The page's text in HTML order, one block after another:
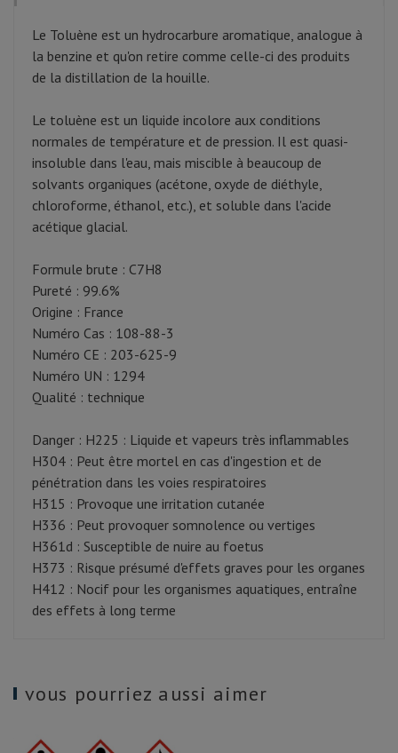
Le Toluène est un hydrocarbure aromatique, analogue à
la benzine et qu'on retire comme celle-ci des produits
de la distillation de la houille.
Le toluène est un liquide incolore aux conditions
normales de température et de pression. Il est quasi-
insoluble dans l'eau, mais miscible à beaucoup de
solvants organiques (acétone, oxyde de diéthyle,
chloroforme, éthanol, etc.), et soluble dans l'acide
acétique glacial.
Formule brute : C7H8
Pureté : 99.6%
Origine : France
Numéro Cas : 108-88-3
Numéro CE : 203-625-9
Numéro UN : 1294
Qualité : technique
Danger : H225 : Liquide et vapeurs très inflammables
H304 : Peut être mortel en cas d'ingestion et de
pénétration dans les voies respiratoires
H315 : Provoque une irritation cutanée
H336 : Peut provoquer somnolence ou vertiges
H361d : Susceptible de nuire au foetus
H373 : Risque présumé d'effets graves pour les organes
H412 : Nocif pour les organismes aquatiques, entraîne
des effets à long terme
vous pourriez aussi aimer